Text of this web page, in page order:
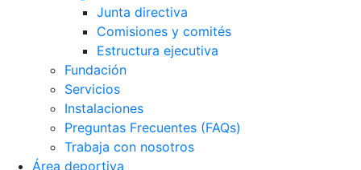
Junta directiva
Comisiones y comités
Estructura ejecutiva
Fundación
Servicios
Instalaciones
Preguntas Frecuentes (FAQs)
Trabaja con nosotros
Área deportiva